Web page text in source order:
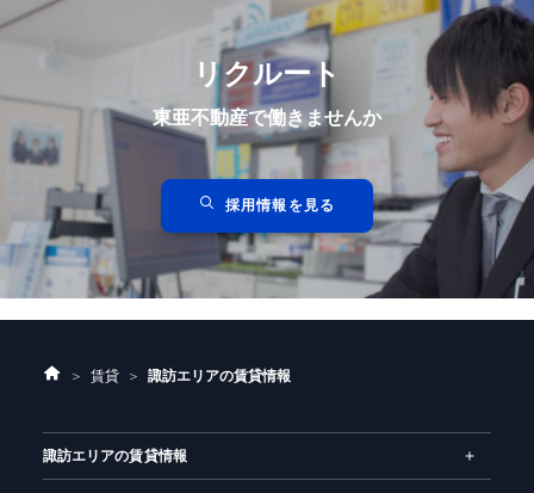
リクルート
東亜不動産で働きませんか
採用情報を見る
ホ
賃貸 諏訪エリアの賃貸情報
諏訪エリアの賃貸情報